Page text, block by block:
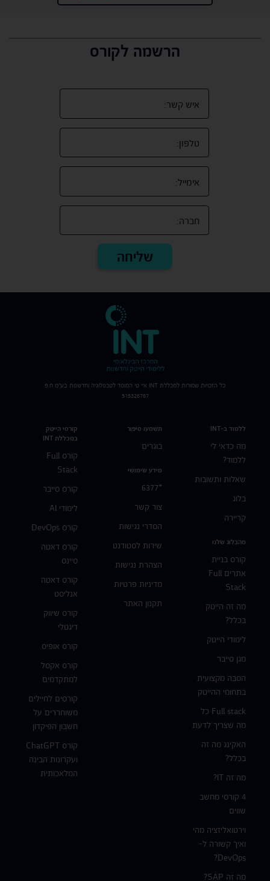
הרשמה לקורס
ללמוד ב-INT
מה כדאי לי
ללמוד?
שאלות ותשובות
בלוג
קריירה
מהבלוג שלנו
קורס בניית
אתרים Full
Stack
מה זה הייטק
בכלל?
לימודי הייטק
מגן סייבר
הסבה מקצועית
בתחומי ההייטק
Full stack כל
מה שצריך לדעת
האקינג מה זה
בכלל?
מה זה IT?
4 קורסי מחשב
שווים
וירטואליזציה מהי
ואיך קשורה ל-
DevOps?
מה זה SAP?
תשמעו סיפור
בוגרים
מידע שימושי
*6377
צור קשר
הסדרי נגישות
שירות לסטודנט
הצהרת נגישות
מדיניות פרטיות
תקנון האתר
קורסי הייטק
במכללת INT
קורס Full
Stack
קורס סייבר
לימודי AI
קורס DevOps
קורס דאטה
סיינס
קורס דאטה
אנליסט
קורס שיווק
דיגטלי
קורס אופיס
קורס אקסל
למתקדמים
קורסים לחיילים
משוחררים על
חשבון הפיקדון
קורס ChatGPT
ועקרונות הבינה
המלאכותית
כל הזכויות שמורות למכללת INT איי טי המוסד לטכנולוגיה וחדשנות בע"מ ח.פ
515326767